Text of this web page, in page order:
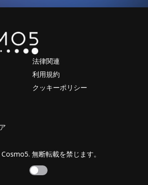
other parts of
法律関連
利用規約
クッキーポリシー
無断転載を禁じます。